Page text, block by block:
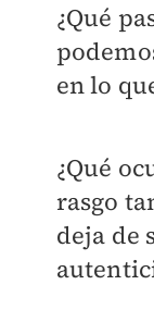
¿Qué
en lo
¿Qué
rasgo
deja de